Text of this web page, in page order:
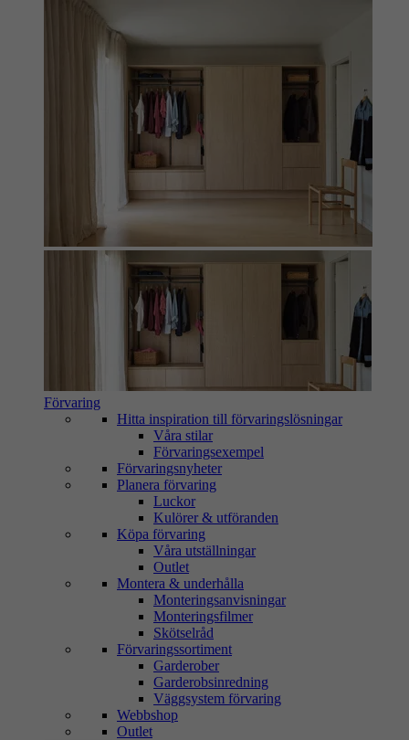
Förvaring
Hitta inspiration till förvaringslösningar
Våra stilar
Förvaringsexempel
Förvaringsnyheter
Planera förvaring
Luckor
Kulörer & utföranden
Köpa förvaring
Våra utställningar
Outlet
Montera & underhålla
Monteringsanvisningar
Monteringsfilmer
Skötselråd
Förvaringssortiment
Garderober
Garderobsinredning
Väggsystem förvaring
Webbshop
Outlet